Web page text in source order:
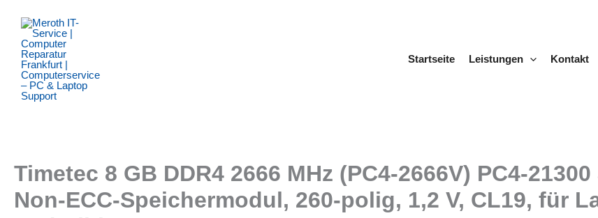
Inhalt
springen
Startseite
Leistungen Kontakt
Timetec 8 GB DDR4 2666 MHz (PC4-2666V) PC4-
Non-ECC-Speichermodul, 260-polig, 1,2 V, CL19, für